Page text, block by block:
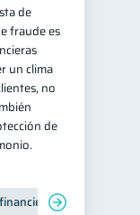
de
fraude es
un clima
no
de